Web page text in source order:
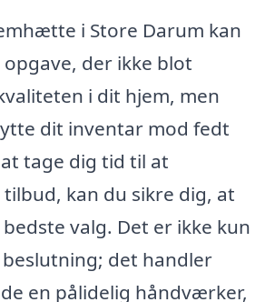
i Store Darum kan
der ikke blot
i dit hjem, men
dit inventar mod fedt
tage dig tid til at
kan du sikre dig, at
valg. Det er ikke kun
det handler
en pålidelig håndværker,